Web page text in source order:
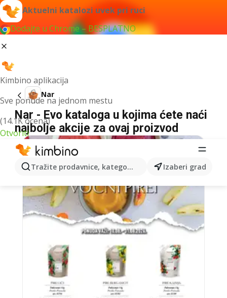
Aktuelni katalozi uvek pri ruci
Dodajte u Chrome – BESPLATNO
Kimbino aplikacija
Sve ponude na jednom mestu
(14.1K ocena)
Otvoriti
Tražite prodavnice, kategorije, proizvode...Izaberi grad
Nar
Nar - Evo kataloga u kojima ćete naći
najbolje akcije za ovaj proizvod